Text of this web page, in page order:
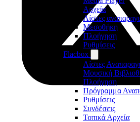
Αρχεία
Λίστες
Μεσοθήκη
Πλοήγηση
Ρυθμίσεις
Flacbox
Λίστες
Μουσική
Πλοήγηση
Πρόγραμμα
Ρυθμίσεις
Συνδέσεις
Τοπικά Αρχεία